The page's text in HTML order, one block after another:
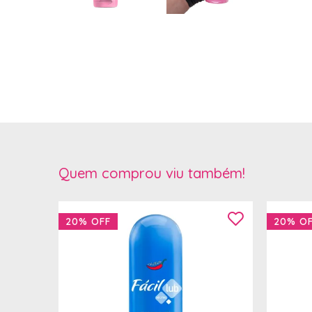
Quem comprou viu também!
20% OFF 20%